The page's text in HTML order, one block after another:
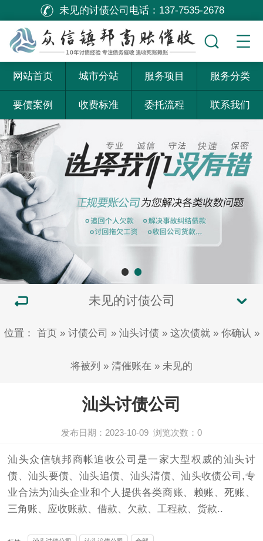
未见的讨债公司电话： 137-7535-2678
网站首页 城市分站 服务项目 服务分类
要债案例 收费标准 委托流程 联系我们
未见的讨债公司
位置： 首页» 讨债公司 » 汕头讨债» 这次债就» 你确认 »
将被列 » 清催账在 » 未见的
汕头讨债公司
发布日期：2023-10-09 浏览次数：0
汕头众信镇邦商帐追收公司是一家大型权威的汕头讨
债、汕头要债、汕头追债、汕头清债、汕头收债公司,专
业合法为汕头企业和个人提供各类商账、赖账、死账、
三角账、应收账款、借款、欠款、工程款、货款..